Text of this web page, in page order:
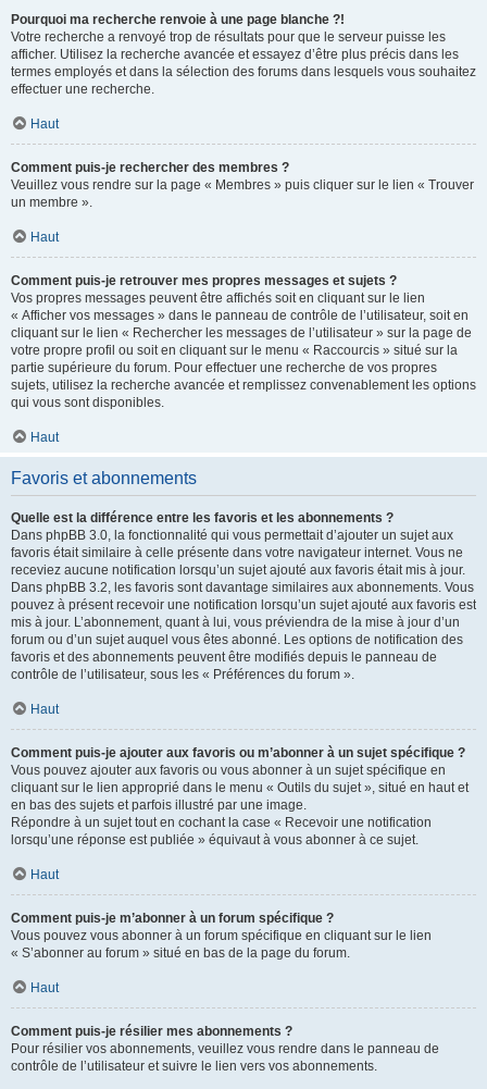
Pourquoi ma recherche renvoie à une page blanche ?!
Votre recherche a renvoyé trop de résultats pour que le serveur puisse les
afficher. Utilisez la recherche avancée et essayez d’être plus précis dans les
termes employés et dans la sélection des forums dans lesquels vous souhaitez
effectuer une recherche.
Haut
Comment puis-je rechercher des membres ?
Veuillez vous rendre sur la page « Membres » puis cliquer sur le lien « Trouver
un membre ».
Haut
Comment puis-je retrouver mes propres messages et sujets ?
Vos propres messages peuvent être affichés soit en cliquant sur le lien
« Afficher vos messages » dans le panneau de contrôle de l’utilisateur, soit en
cliquant sur le lien « Rechercher les messages de l’utilisateur » sur la page de
votre propre profil ou soit en cliquant sur le menu « Raccourcis » situé sur la
partie supérieure du forum. Pour effectuer une recherche de vos propres
sujets, utilisez la recherche avancée et remplissez convenablement les options
qui vous sont disponibles.
Haut
Favoris et abonnements
Quelle est la différence entre les favoris et les abonnements ?
Dans phpBB 3.0, la fonctionnalité qui vous permettait d’ajouter un sujet aux
favoris était similaire à celle présente dans votre navigateur internet. Vous ne
receviez aucune notification lorsqu’un sujet ajouté aux favoris était mis à jour.
Dans phpBB 3.2, les favoris sont davantage similaires aux abonnements. Vous
pouvez à présent recevoir une notification lorsqu’un sujet ajouté aux favoris est
mis à jour. L’abonnement, quant à lui, vous préviendra de la mise à jour d’un
forum ou d’un sujet auquel vous êtes abonné. Les options de notification des
favoris et des abonnements peuvent être modifiés depuis le panneau de
contrôle de l’utilisateur, sous les « Préférences du forum ».
Haut
Comment puis-je ajouter aux favoris ou m’abonner à un sujet spécifique ?
Vous pouvez ajouter aux favoris ou vous abonner à un sujet spécifique en
cliquant sur le lien approprié dans le menu « Outils du sujet », situé en haut et
en bas des sujets et parfois illustré par une image.
Répondre à un sujet tout en cochant la case « Recevoir une notification
lorsqu’une réponse est publiée » équivaut à vous abonner à ce sujet.
Haut
Comment puis-je m’abonner à un forum spécifique ?
Vous pouvez vous abonner à un forum spécifique en cliquant sur le lien
« S’abonner au forum » situé en bas de la page du forum.
Haut
Comment puis-je résilier mes abonnements ?
Pour résilier vos abonnements, veuillez vous rendre dans le panneau de
contrôle de l’utilisateur et suivre le lien vers vos abonnements.